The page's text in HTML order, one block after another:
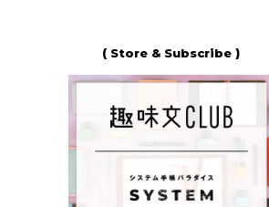
( Store & Subscribe )